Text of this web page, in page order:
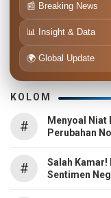
📰 Breaking News
📊 Insight & Data
🌍 Global Update
KOLOM
#
Menyoal Niat
Perubahan
#
Salah
Sentimen